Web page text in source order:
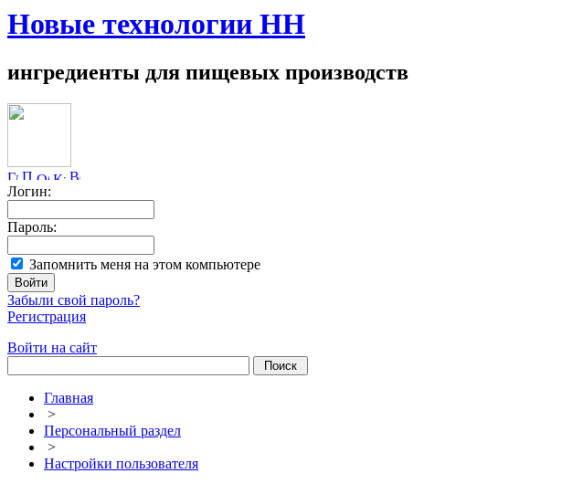
Новые технологии НН
ингредиенты для пищевых производств
Логин:
Пароль:
Запомнить меня на этом компьютере
Забыли свой пароль?
Регистрация
Войти на сайт
Главная
>
Персональный раздел
>
Настройки пользователя